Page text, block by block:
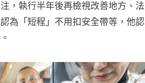
，執行半年後再檢視改善地方、法
為「短程」不用扣安全帶等，他認